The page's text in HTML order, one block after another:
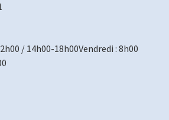
/ 14h00-18h00Vendredi : 8h00